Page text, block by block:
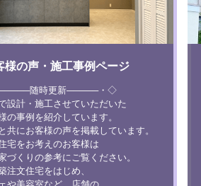
様の声・施工事例ページ
随時更新─────・◇
設計・施工させていただいた
の事例を紹介しています。
共にお客様の声を掲載しています。
宅をお考えのお客様は
づくりの参考にご覧ください。
注文住宅をはじめ、